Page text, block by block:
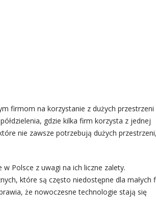
firmom na korzystanie z dużych przestrzeni
gdzie kilka firm korzysta z jednej
nie zawsze potrzebują dużych przestrzeni,
Polsce z uwagi na ich liczne zalety.
które są często niedostępne dla małych
że nowoczesne technologie stają się